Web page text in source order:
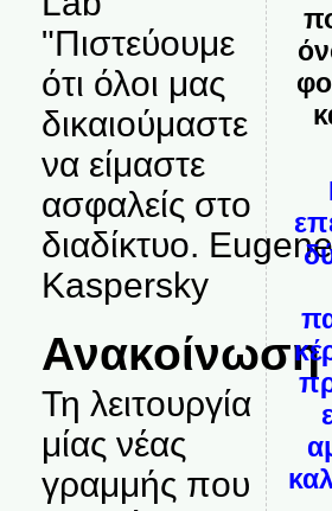
"Πιστεύουμε
ότι όλοι μας
δικαιούμαστε
να είμαστε
ασφαλείς στο
διαδίκτυο. Eugene
Kaspersky
Ανακοίνωση
Τη λειτουργία
μίας νέας
γραμμής που